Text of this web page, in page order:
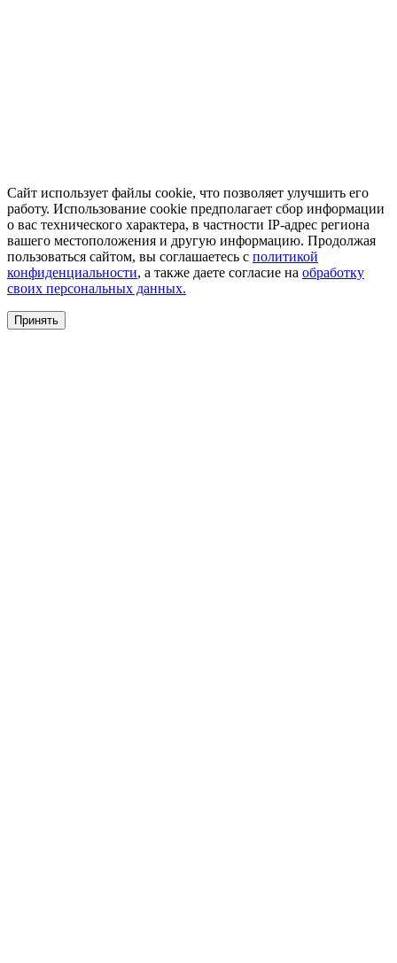
Сайт использует файлы cookie, что позволяет улучшить его
работу. Использование cookie предполагает сбор информации
о вас технического характера, в частности IP-адрес региона
вашего местоположения и другую информацию. Продолжая
пользоваться сайтом, вы соглашаетесь с политикой
конфиденциальности, а также даете согласие на обработку
своих персональных данных.
Принять